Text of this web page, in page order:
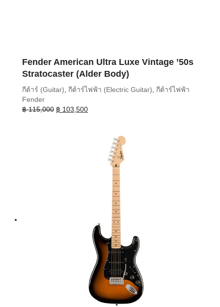
Fender American Ultra Luxe Vintage ’50s
Stratocaster (Alder Body)
กีต้าร์ (Guitar) กีต้าร์ไฟฟ้า (Electric Guitar) กีต้าร์ไฟฟ้า
Fender
฿115,000 Original
฿ 103,500Current
฿ 103,500.